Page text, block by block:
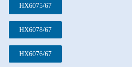
HX6075/67
HX6078/67
HX6076/67